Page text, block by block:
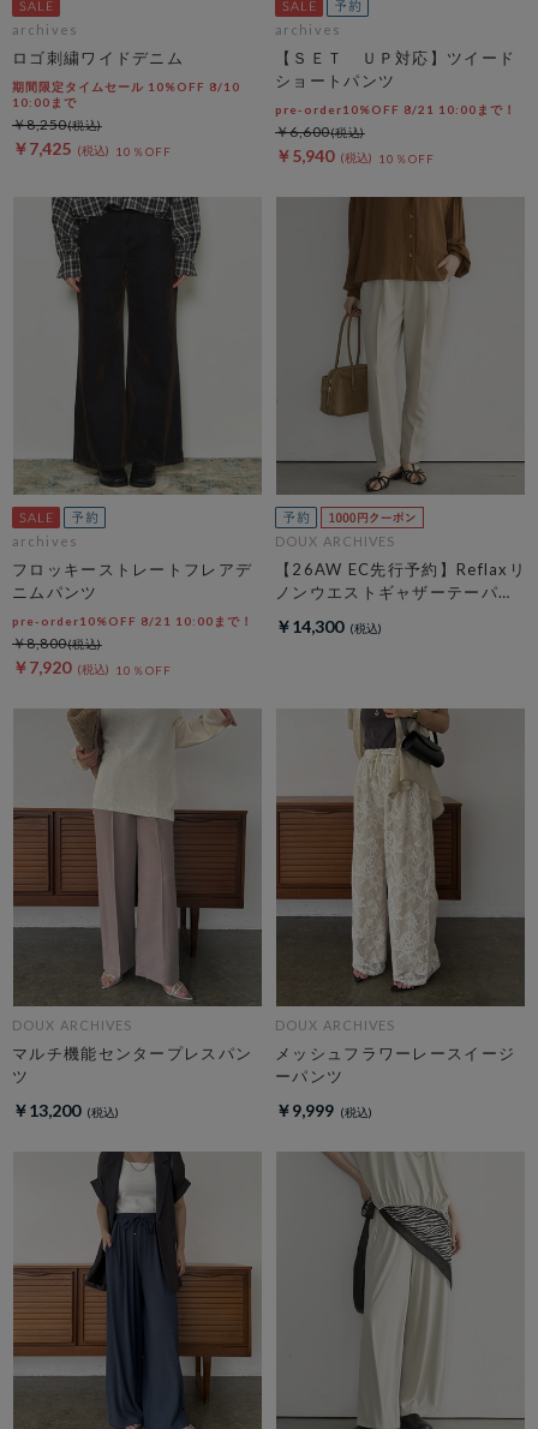
archives
ロゴ刺繍ワイドデニム
期間限定タイムセール 10%OFF 8/10
10:00まで
￥7,425 10％OFF
￥8,250
archives
【ＳＥＴ ＵＰ対応】ツイード
ショートパンツ
pre-order10%OFF 8/21 10:00まで！
￥5,940 10％OFF
￥6,600
archives
フロッキーストレートフレアデ
ニムパンツ
pre-order10%OFF 8/21 10:00まで！
￥7,920 10％OFF
￥8,800
DOUX ARCHIVES
【26AW EC先行予約】Reflaxリ
ノンウエストギャザーテーパー
￥14,300
DOUX ARCHIVES
マルチ機能センタープレスパン
ツ
￥13,200
DOUX ARCHIVES
メッシュフラワーレースイージ
ーパンツ
￥9,999